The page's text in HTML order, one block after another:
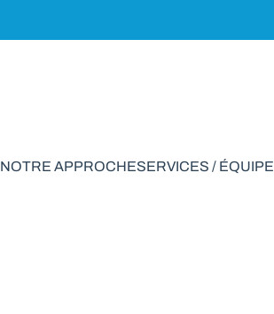
NOTRE APPROCHESERVICES / ÉQUIPE